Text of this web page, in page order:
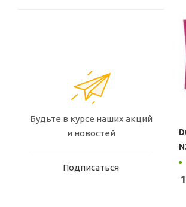
Будьте в курсе наших акций
и новостей
Подписаться